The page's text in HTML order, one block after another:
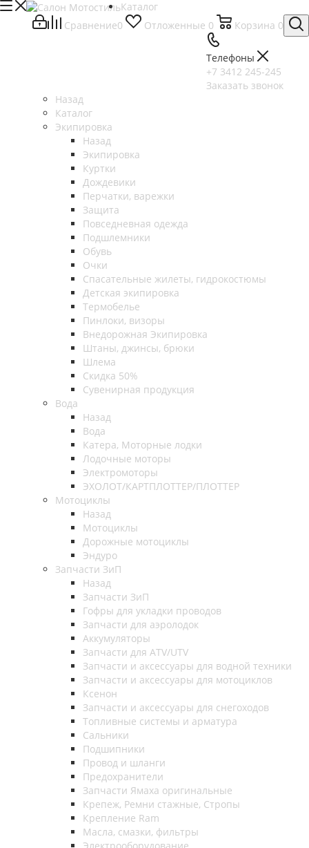
Сравнение0 Отложенные 0 Корзина 0
Телефоны
+7 3412 245-245
Заказать звонок
Каталог
Назад
Каталог
Экипировка
Назад
Экипировка
Куртки
Дождевики
Перчатки, варежки
Защита
Повседневная одежда
Подшлемники
Обувь
Очки
Спасательные жилеты, гидрокостюмы
Детская экипировка
Термобелье
Пинлоки, визоры
Внедорожная Экипировка
Штаны, джинсы, брюки
Шлема
Скидка 50%
Сувенирная продукция
Вода
Назад
Вода
Катера, Моторные лодки
Лодочные моторы
Электромоторы
ЭХОЛОТ/КАРТПЛОТТЕР/ПЛОТТЕР
Мотоциклы
Назад
Мотоциклы
Дорожные мотоциклы
Эндуро
Запчасти ЗиП
Назад
Запчасти ЗиП
Гофры для укладки проводов
Запчасти для аэролодок
Аккумуляторы
Запчасти для ATV/UTV
Запчасти и аксессуары для водной техники
Запчасти и аксессуары для мотоциклов
Ксенон
Запчасти и аксессуары для снегоходов
Топливные системы и арматура
Сальники
Подшипники
Провод и шланги
Предохранители
Запчасти Ямаха оригинальные
Крепеж, Ремни стажные, Стропы
Крепление Ram
Масла, смазки, фильтры